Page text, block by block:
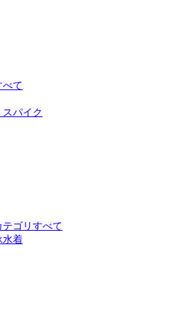
べて
パイク
ゴリすべて
水着